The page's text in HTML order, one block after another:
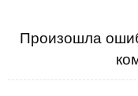
Произошла